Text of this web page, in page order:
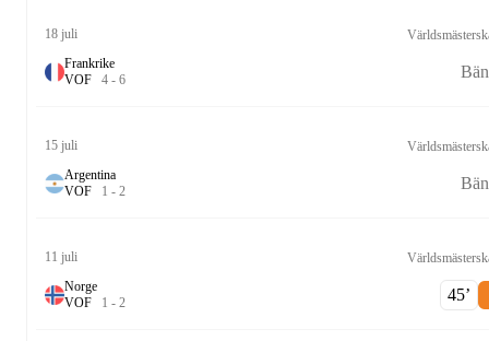
18 juli
Frankrike
VOF 4 - 6
15 juli
Argentina
VOF 1 - 2
11 juli
Norge
VOF 1 - 2 45‎’‎